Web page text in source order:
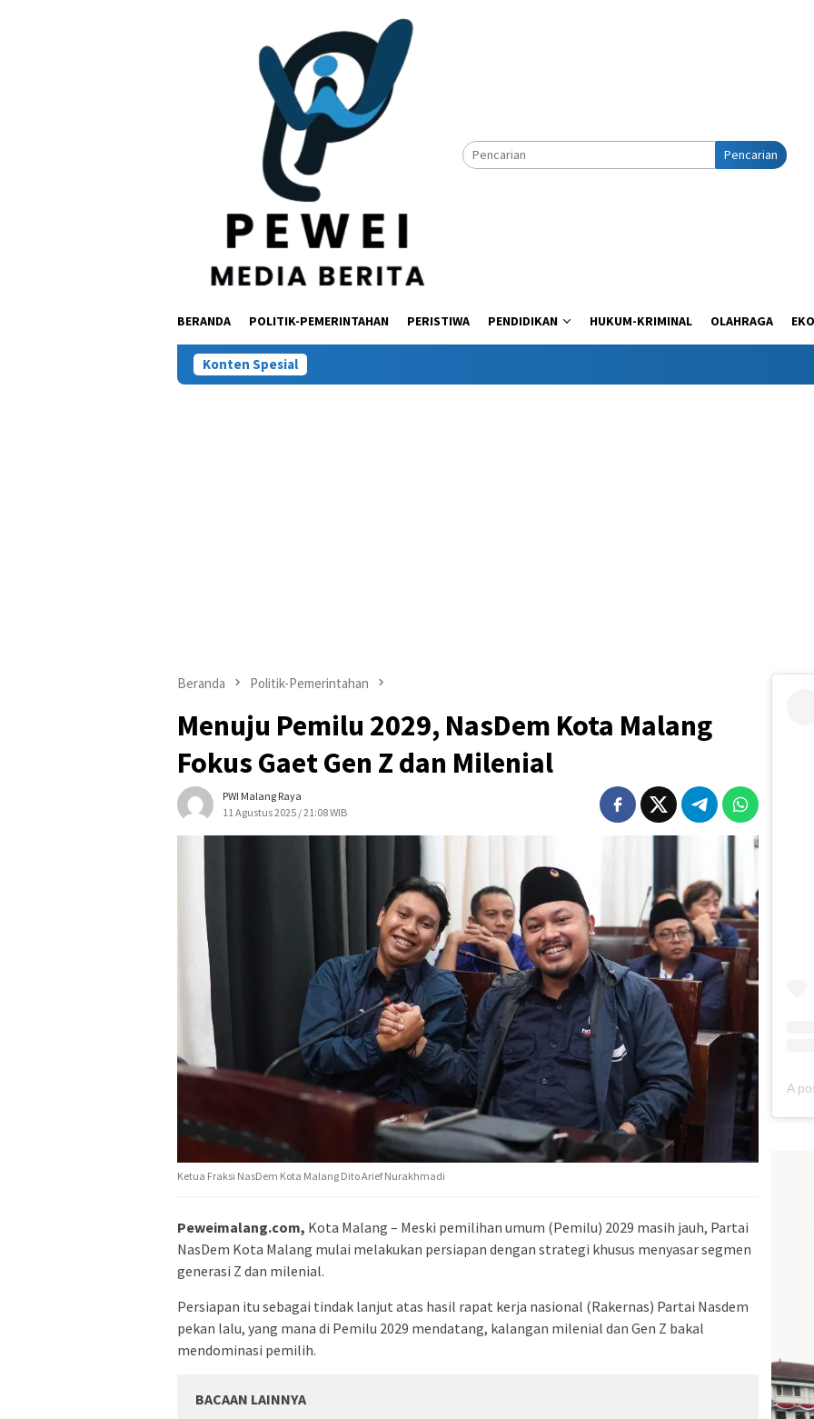
Pencarian
BERANDA POLITIK-PEMERINTAHAN PERISTIWA PENDIDIKAN HUKUM-KRIMINAL OLAHRAGA
Konten Spesial
Beranda Politik-Pemerintahan
Menuju Pemilu 2029, NasDem Kota Malang
Fokus Gaet Gen Z dan Milenial
PWI Malang Raya
11 Agustus 2025 / 21:08 WIB
Ketua Fraksi NasDem Kota Malang Dito Arief Nurakhmadi
Peweimalang.com, Kota Malang – Meski pemilihan umum (Pemilu) 2029 masih jauh, Partai
NasDem Kota Malang mulai melakukan persiapan dengan strategi khusus menyasar segmen
generasi Z dan milenial.
Persiapan itu sebagai tindak lanjut atas hasil rapat kerja nasional (Rakernas) Partai Nasdem
pekan lalu, yang mana di Pemilu 2029 mendatang, kalangan milenial dan Gen Z bakal
mendominasi pemilih.
BACAAN LAINNYA